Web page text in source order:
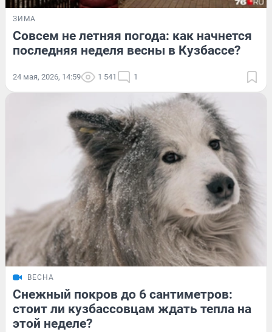
ЗИМА
Совсем не летняя погода: как начнется
последняя неделя весны в Кузбассе?
24 мая, 2026, 14:59 1 541 1
ВЕСНА
Снежный покров до 6 сантиметров:
стоит ли кузбассовцам ждать тепла на
этой неделе?